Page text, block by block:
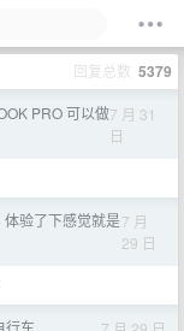
回复总数 5379
PRO 可以做7 月 31
日
验了下感觉就是7 月
29 日
行车